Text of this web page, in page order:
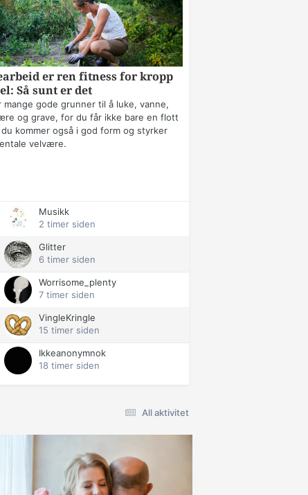
er ren fitness for kropp
Så sunt er det
mange gode grunner til å luke, vanne,
og grave, for du får ikke bare en flott
du kommer også i god form og styrker
velvære.
Musikk
2 timer siden
Glitter
6 timer siden
Worrisome_plenty
7 timer siden
VingleKringle
15 timer siden
Ikkeanonymnok
18 timer siden
All aktivitet